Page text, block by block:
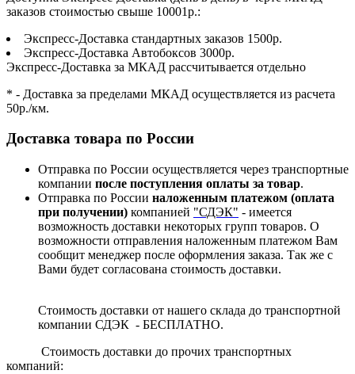
заказов стоимостью свыше 10001р.:
Экспресс-Доставка стандартных заказов 1500р.
Экспресс-Доставка Автобоксов 3000р.
Экспресс-Доставка за МКАД рассчитывается отдельно
* - Доставка за пределами МКАД осуществляется из расчета
50р./км.
Доставка товара по России
Отправка по России осуществляется через транспортные
компании после поступления оплаты за товар.
Отправка по России наложенным платежом (оплата
при получении) компанией "СДЭК" - имеется
возможность доставки некоторых групп товаров. О
возможности отправления наложенным платежом Вам
сообщит менеджер после оформления заказа. Так же с
Вами будет согласована стоимость доставки.
Стоимость доставки от нашего склада до транспортной
компании СДЭК - БЕСПЛАТНО.
Стоимость доставки до прочих транспортных
компаний: